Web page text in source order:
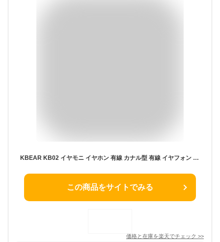
KBEAR KB02 イヤモニ イヤホン 有線 カナル型 有線 イヤフォン ゲーミングイヤホン インイヤーモニター 10mmベリリウムダイナミック/純粋な繊細な樹脂シェル/手磨きとオイルスプレー/骨伝導ユニットとHIFIイヤホンの完璧な組み合わせ/り
この商品をサイトでみる
価格と在庫を楽天でチェック >>